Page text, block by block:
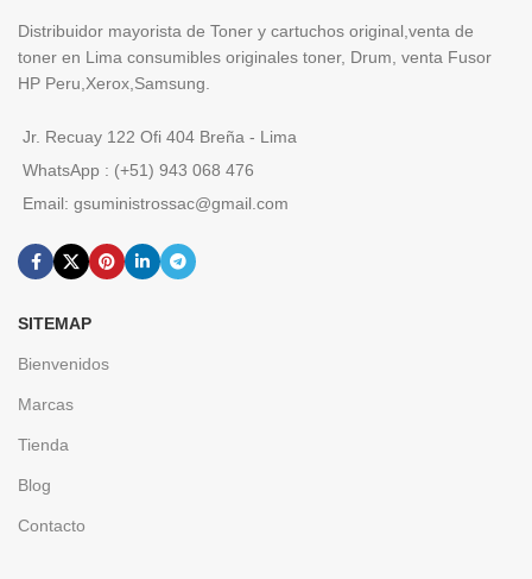
Distribuidor mayorista de Toner y cartuchos original,venta de
toner en Lima consumibles originales toner, Drum, venta Fusor
HP Peru,Xerox,Samsung.
Jr. Recuay 122 Ofi 404 Breña - Lima
WhatsApp : (+51) 943 068 476
Email: gsuministrossac@gmail.com
SITEMAP
Bienvenidos
Marcas
Tienda
Blog
Contacto